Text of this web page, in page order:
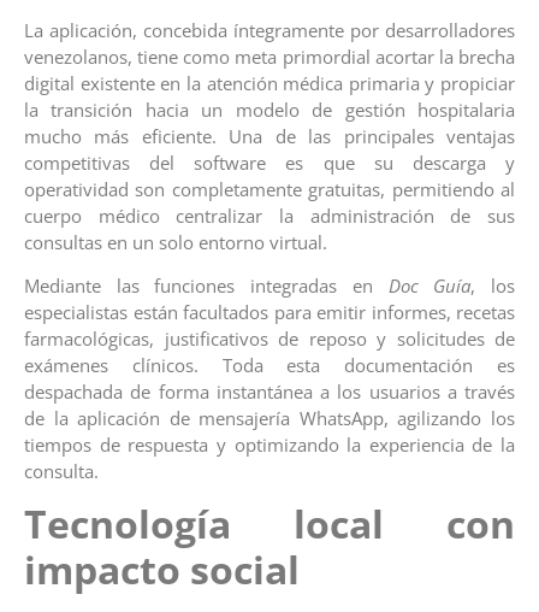
La aplicación, concebida íntegramente por desarrolladores
venezolanos, tiene como meta primordial acortar la brecha
digital existente en la atención médica primaria y propiciar
la transición hacia un modelo de gestión hospitalaria
mucho más eficiente. Una de las principales ventajas
competitivas del software es que su descarga y
operatividad son completamente gratuitas, permitiendo al
cuerpo médico centralizar la administración de sus
consultas en un solo entorno virtual.
Mediante las funciones integradas en Doc Guía, los
especialistas están facultados para emitir informes, recetas
farmacológicas, justificativos de reposo y solicitudes de
exámenes clínicos. Toda esta documentación es
despachada de forma instantánea a los usuarios a través
de la aplicación de mensajería WhatsApp, agilizando los
tiempos de respuesta y optimizando la experiencia de la
consulta.
Tecnología local con
impacto social